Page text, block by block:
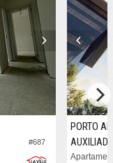
#687
PORTO